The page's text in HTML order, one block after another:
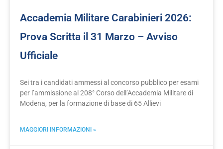
Accademia Militare Carabinieri 2026:
Prova Scritta il 31 Marzo – Avviso
Ufficiale
Sei tra i candidati ammessi al concorso pubblico per esami
per l’ammissione al 208° Corso dell’Accademia Militare di
Modena, per la formazione di base di 65 Allievi
MAGGIORI INFORMAZIONI »